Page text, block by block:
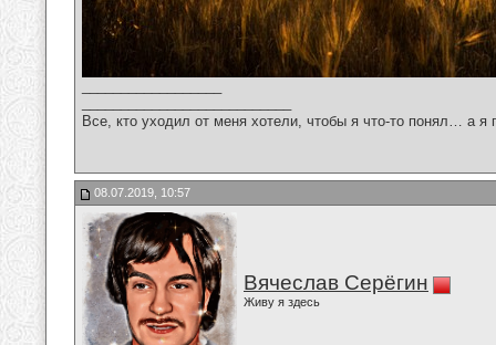
Все, кто уходил от меня хотели, чтобы я что-то понял… а
08.07.2019, 10:57
Вячеслав Серёгин
Живу я здесь